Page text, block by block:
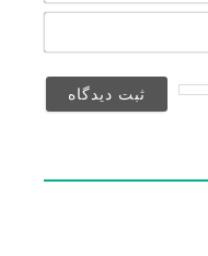
(منتشر